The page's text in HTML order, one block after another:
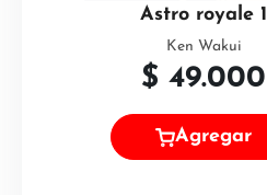
Astro royale 1
Ken Wakui
$ 49.000
Agregar